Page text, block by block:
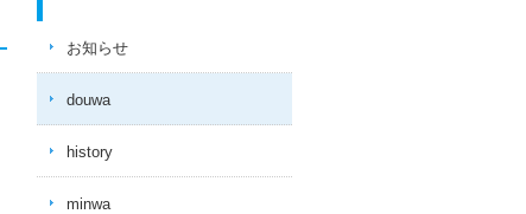
お知らせ
douwa
history
minwa